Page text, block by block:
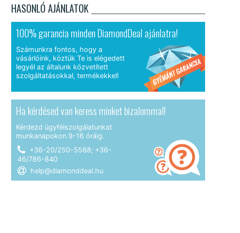
HASONLÓ AJÁNLATOK
100% garancia minden DiamondDeal ajánlatra!
Számunkra fontos, hogy a
vásárlóink, köztük Te is elégedett
legyél az általunk közvetített
szolgáltatásokkal, termékekkel!
Ha kérdésed van keress minket bizalommal!
Kérdezd ügyfélszolgálatunkat
munkanapokon 9-16 óráig.
+36-20/250-5588; +36-
46/786-840
help@diamonddeal.hu